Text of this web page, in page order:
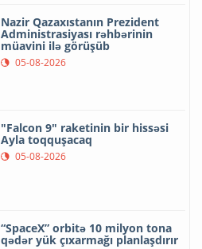
Nazir Qazaxıstanın Prezident
Administrasiyası rəhbərinin
müavini ilə görüşüb
05-08-2026
"Falcon 9" raketinin bir hissəsi
Ayla toqquşacaq
05-08-2026
“SpaceX” orbitə 10 milyon tona
qədər yük çıxarmağı planlaşdırır